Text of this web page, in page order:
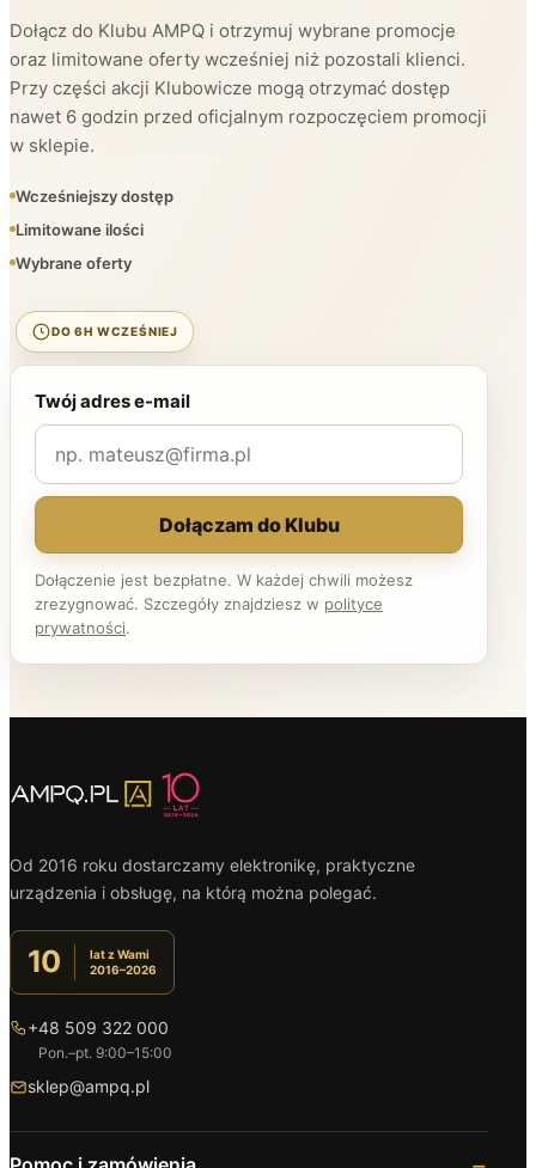
Dołącz do Klubu AMPQ i otrzymuj wybrane promocje
oraz limitowane oferty wcześniej niż pozostali klienci.
Przy części akcji Klubowicze mogą otrzymać dostęp
nawet 6 godzin przed oficjalnym rozpoczęciem promocji
w sklepie.
Wcześniejszy dostęp
Limitowane ilości
Wybrane oferty
DO 6H WCZEŚNIEJ
Twój adres e-mail
Dołączam do Klubu
Dołączenie jest bezpłatne. W każdej chwili możesz
zrezygnować. Szczegóły znajdziesz w polityce
prywatności.
Od 2016 roku dostarczamy elektronikę, praktyczne
urządzenia i obsługę, na którą można polegać.
10
lat z Wami
2016–2026
+48 509 322 000
Pon.–pt. 9:00–15:00
sklep@ampq.pl